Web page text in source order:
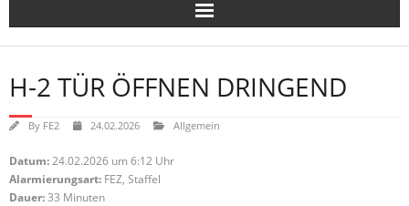
H-2 TÜR ÖFFNEN DRINGEND
By FE2 24.02.2026 Allgemein
Datum:24.02.2026 um 6:12 Uhr
Alarmierungsart: FEZ, Staffel
Dauer:33 Minuten